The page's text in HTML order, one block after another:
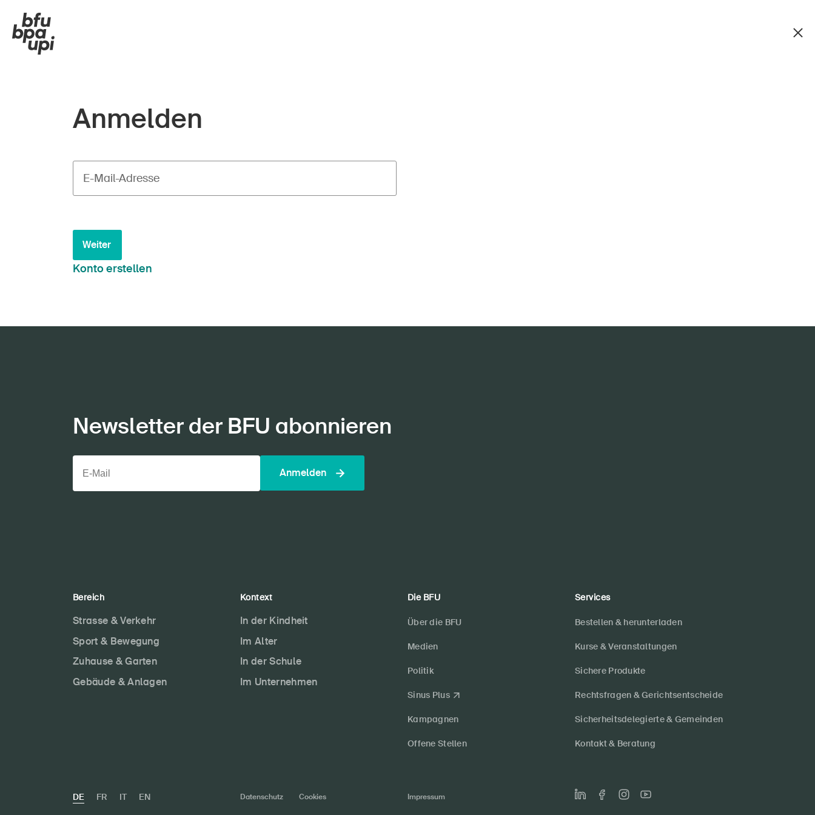
Anmelden
E-Mail-Adresse
Weiter
Konto erstellen
Newsletter der BFU abonnieren
Anmelden
Bereich
Strasse & Verkehr
Sport & Bewegung
Zuhause & Garten
Gebäude & Anlagen
Kontext
In der Kindheit
Im Alter
In der Schule
Im Unternehmen
Die BFU
Über die BFU
Medien
Politik
Sinus Plus
Kampagnen
Offene Stellen
Services
Bestellen & herunterladen
Kurse & Veranstaltungen
Sichere Produkte
Rechtsfragen & Gerichtsentscheide
Sicherheitsdelegierte & Gemeinden
Kontakt & Beratung
DE FR IT EN Datenschutz Cookies Impressum